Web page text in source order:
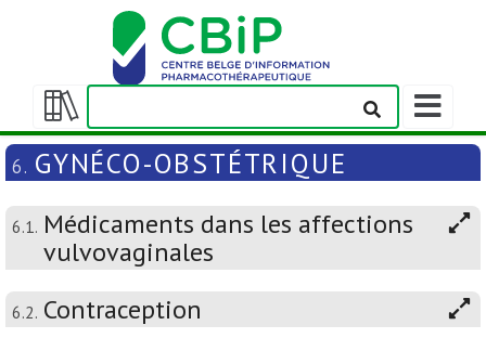
Afficher/masquer
la
table
matières
Afficher/
la
barre
navigation
6. GYNÉCO-OBSTÉTRIQUE
6.1. Médicaments dans les affections
vulvovaginales
6.2. Contraception